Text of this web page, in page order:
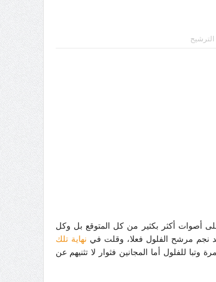
أصوات أكثر بكثير من كل المتوقع بل وكل
نجم مرشح الفلول فعلا، وقلت في نهاية تلك
وتبا للفلول أما المجانين فثوار لا تثنيهم عن